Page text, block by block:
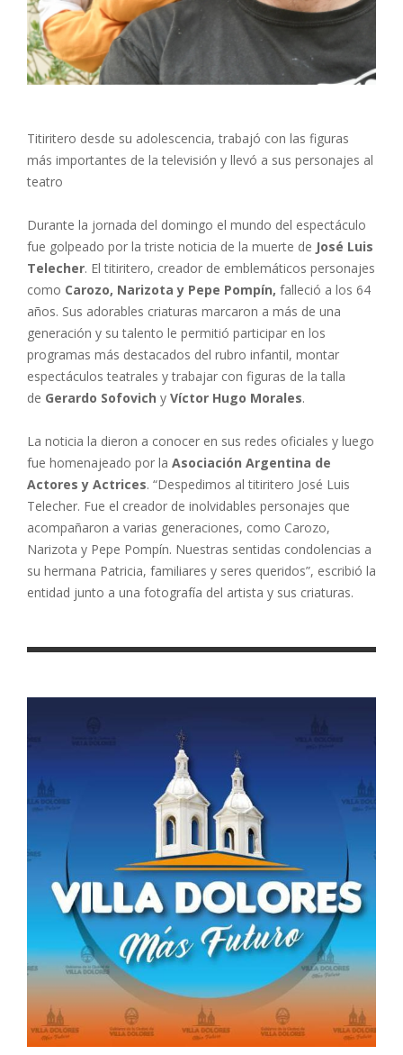
Titiritero desde su adolescencia, trabajó con las figuras
más importantes de la televisión y llevó a sus personajes al
teatro
Durante la jornada del domingo el mundo del espectáculo
fue golpeado por la triste noticia de la muerte de José Luis
Telecher. El titiritero, creador de emblemáticos personajes
como Carozo, Narizota y Pepe Pompín, falleció a los 64
años. Sus adorables criaturas marcaron a más de una
generación y su talento le permitió participar en los
programas más destacados del rubro infantil, montar
espectáculos teatrales y trabajar con figuras de la talla
de Gerardo Sofovich y Víctor Hugo Morales.
La noticia la dieron a conocer en sus redes oficiales y luego
fue homenajeado por la Asociación Argentina de
Actores y Actrices. “Despedimos al titiritero José Luis
Telecher. Fue el creador de inolvidables personajes que
acompañaron a varias generaciones, como Carozo,
Narizota y Pepe Pompín. Nuestras sentidas condolencias a
su hermana Patricia, familiares y seres queridos”, escribió la
entidad junto a una fotografía del artista y sus criaturas.